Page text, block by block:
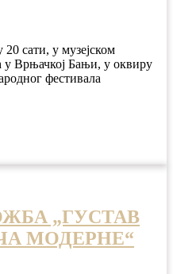
сати, у музејском
у Врњачкој Бањи, у оквиру
фестивала
„ГУСТАВ
МОДЕРНЕ“